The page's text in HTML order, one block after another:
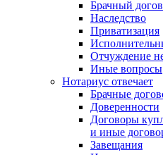
Брачный
Наследство
Приватизация
Отчуждение
Иные вопросы
Нотариус отвечает
Брачные
Доверенности
Договоры
и иные
Завещания